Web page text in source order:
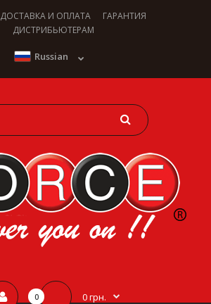
ДОСТАВКА И ОПЛАТА
ГАРАНТИЯ
ДИСТРИБЬЮТЕРАМ
Russian
0 0 грн.